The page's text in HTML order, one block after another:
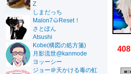
Z
しまだっち
Malon7🌰Reset！
さとぽん
Atsushi
Kobe(構図の処方箋)
月影流世@kanmode
ヨッーシー
ジョー＠天かける毒の虹
408